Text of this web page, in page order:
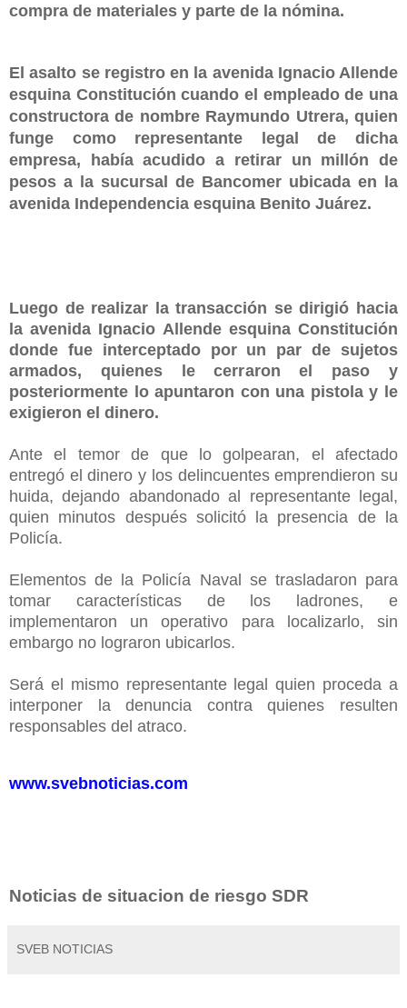
compra de materiales y parte de la nómina.
El asalto se registro en la avenida Ignacio Allende
esquina Constitución cuando el empleado de una
constructora de nombre Raymundo Utrera, quien
funge como representante legal de dicha
empresa, había acudido a retirar un millón de
pesos a la sucursal de Bancomer ubicada en la
avenida Independencia esquina Benito Juárez.
Luego de realizar la transacción se dirigió hacia
la avenida Ignacio Allende esquina Constitución
donde fue interceptado por un par de sujetos
armados, quienes le cerraron el paso y
posteriormente lo apuntaron con una pistola y le
exigieron el dinero.
Ante el temor de que lo golpearan, el afectado
entregó el dinero y los delincuentes emprendieron su
huida, dejando abandonado al representante legal,
quien minutos después solicitó la presencia de la
Policía.
Elementos de la Policía Naval se trasladaron para
tomar características de los ladrones, e
implementaron un operativo para localizarlo, sin
embargo no lograron ubicarlos.
Será el mismo representante legal quien proceda a
interponer la denuncia contra quienes resulten
responsables del atraco.
www.svebnoticias.com
Noticias de situacion de riesgo SDR
SVEB NOTICIAS